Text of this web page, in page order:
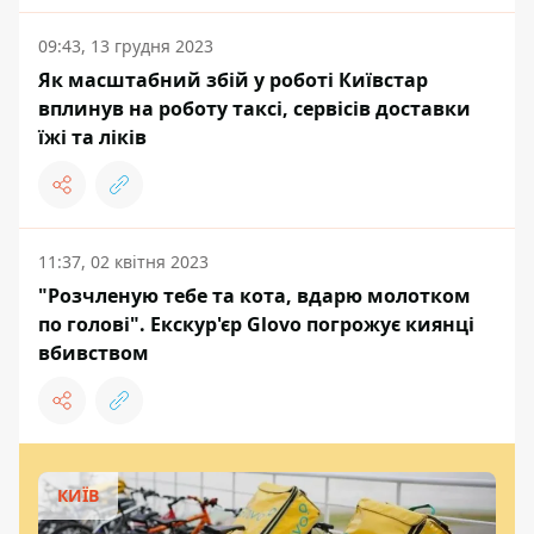
09:43, 13 грудня 2023
Як масштабний збій у роботі Київстар
вплинув на роботу таксі, сервісів доставки
їжі та ліків
11:37, 02 квітня 2023
"Розчленую тебе та кота, вдарю молотком
по голові". Екскур'єр Glovo погрожує киянці
вбивством
КИЇВ